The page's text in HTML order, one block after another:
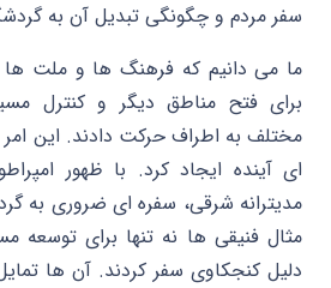
سفر مردم و چگونگی تبدیل آن به
ما می دانیم که فرهنگ ها و ملت ها
برای فتح مناطق دیگر و کنترل
مختلف به اطراف حرکت دادند. این امر
ای آینده ایجاد کرد. با ظهور
مدیترانه شرقی، سفره ای ضروری به
مثال فنیقی ها نه تنها برای توسعه
دلیل کنجکاوی سفر کردند. آن ها